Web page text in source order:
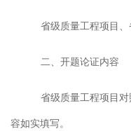
省级质量工程项目
二、开题论证内容
省级质量工程项目
容如实填写。